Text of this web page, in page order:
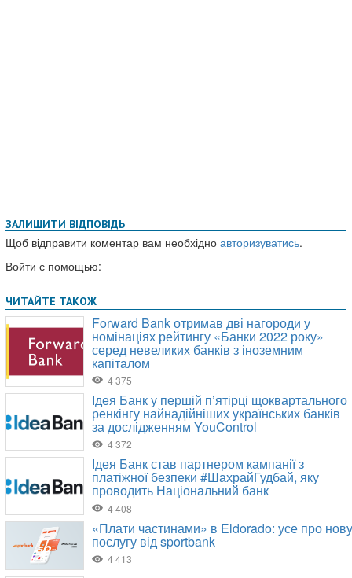
ЗАЛИШИТИ ВІДПОВІДЬ
Щоб відправити коментар вам необхідно авторизуватись.
Войти с помощью: